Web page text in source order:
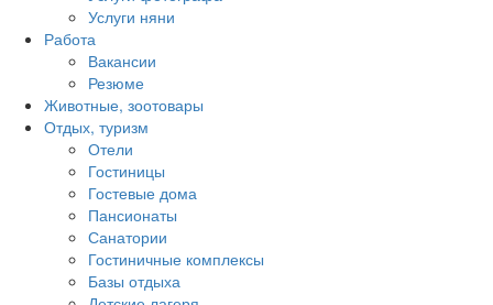
Услуги няни
Работа
Вакансии
Резюме
Животные, зоотовары
Отдых, туризм
Отели
Гостиницы
Гостевые дома
Пансионаты
Санатории
Гостиничные комплексы
Базы отдыха